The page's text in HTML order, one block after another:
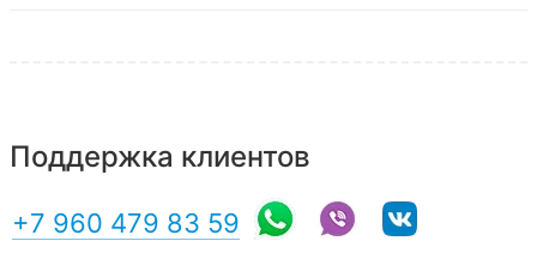
Поддержка клиентов
+7 960 479 83 59